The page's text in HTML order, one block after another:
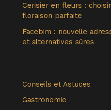
Cerisier en fleurs :
floraison parfaite
Facebim : nouvelle
et alternatives sûres
Conseils et Astuces
Gastronomie